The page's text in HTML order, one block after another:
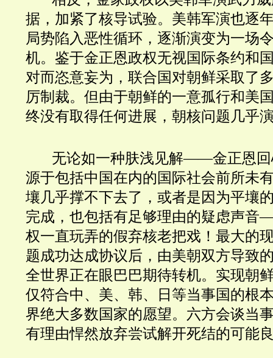
据，加紧了核导试验。美韩军演也逐
局势陷入恶性循环，逐渐演变为一场
机。鉴于金正恩政权无视国际条约和
对而恣意妄为，联合国对朝鲜采取了
厉制裁。但由于朝鲜的一意孤行和美
终没有取得任何进展，朝核问题几乎
无论如一种肤浅见解——金正恩
源于包括中国在内的国际社会前所未
壤几乎撑不下去了，或者是因为平壤
完成，也包括有足够理由的疑虑声音
权一直玩弄的假弃核老把戏！最大的
题成功达成协议后，由美朝双方导致
全世界正在眼巴巴期待转机。实现朝
仅符合中、美、韩、日等当事国的根
界绝大多数国家的愿望。六方会谈当
有理由悍然放弃尝试解开死结的可能